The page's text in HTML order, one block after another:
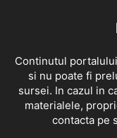
Continutul
si nu poate fi
sursei. In cazul in
materialele,
contacta pe